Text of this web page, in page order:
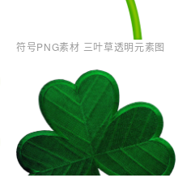
符号PNG素材 三叶草透明元素图